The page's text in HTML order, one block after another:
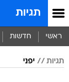
תגיות
ראשי חדשות
תגיות יפני